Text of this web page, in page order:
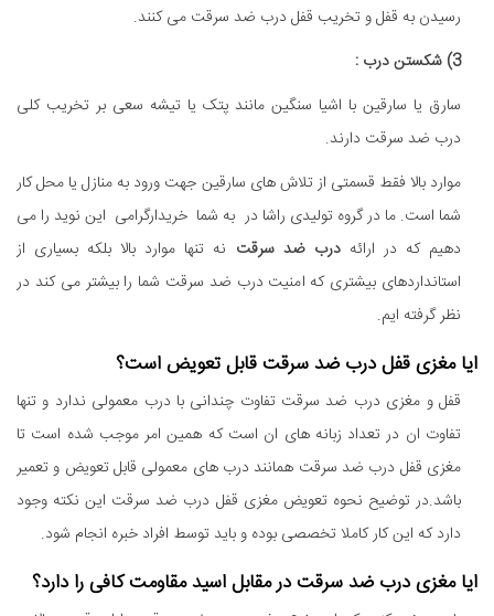
رسیدن به قفل و تخریب قفل درب ضد سرقت می کنند.
3) شکستن درب :
سارق یا سارقین با اشیا سنگین مانند پتک یا تیشه سعی بر تخریب کلی
درب ضد سرقت دارند.
موارد بالا فقط قسمتی از تلاش های سارقین جهت ورود به منازل یا محل کار
شما است. ما در گروه تولیدی راشا در به شما خریدارگرامی این نوید را می
دهیم که در ارائهدرب ضد سرقت نه تنها موارد بالا بلکه بسیاری از
استانداردهای بیشتری که امنیت درب ضد سرقت شما را بیشتر می کند در
نظر گرفته ایم.
ایا مغزی قفل درب ضد سرقت قابل تعویض است؟
قفل و مغزی درب ضد سرقت تفاوت چندانی با درب معمولی ندارد و تنها
تفاوت ان در تعداد زبانه های ان است که همین امر موجب شده است تا
مغزی قفل درب ضد سرقت همانند درب های معمولی قابل تعویض و تعمیر
باشد.در توضیح نحوه تعویض مغزی قفل درب ضد سرقت این نکته وجود
دارد که این کار کاملا تخصصی بوده و باید توسط افراد خبره انجام شود.
ایا مغزی درب ضد سرقت در مقابل اسید مقاومت کافی را دارد؟